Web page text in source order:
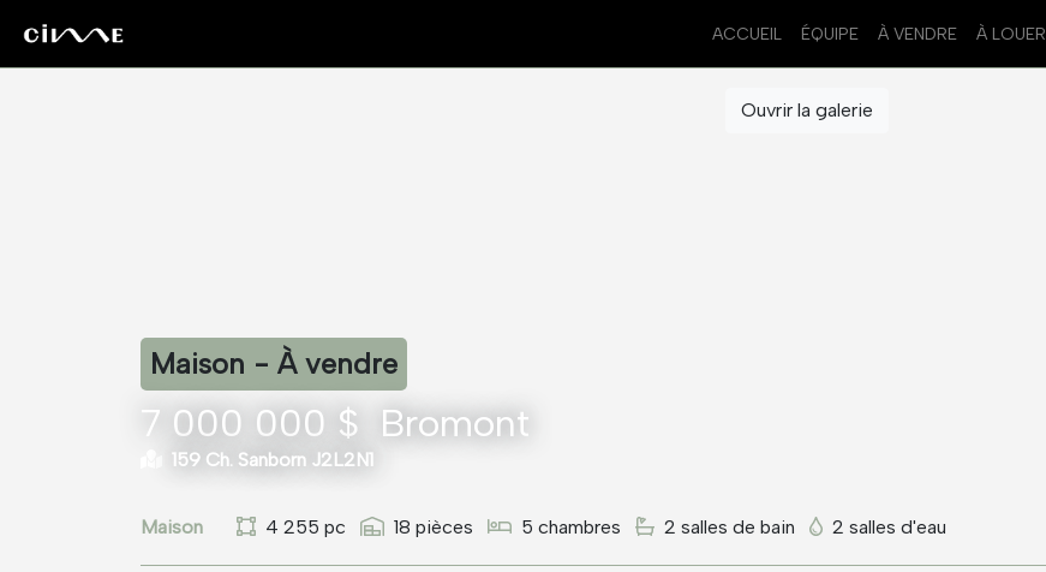
ACCUEIL ÉQUIPE À VENDRE À LOUER
Ouvrir la galerie
Maison - À vendre
7 000 000 $ Bromont
159 Ch. Sanborn J2L2N1
Maison 4 255 pc 18 pièces 5 chambres 2 salles de bain 2 salles d'eau